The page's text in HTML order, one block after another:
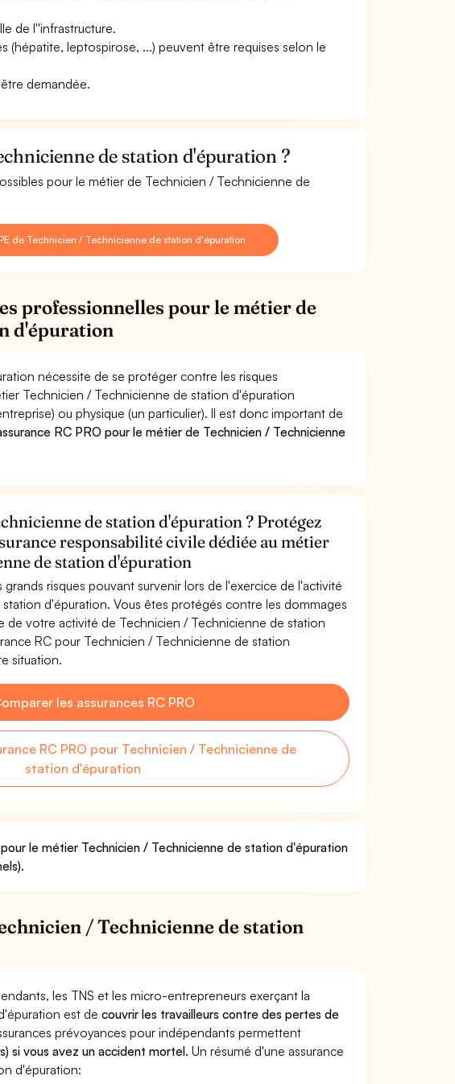
de l''infrastructure.
(hépatite, leptospirose, ...) peuvent être requises selon le
demandée.
de station d'épuration ?
pour le métier de Technicien / Technicienne de
de Technicien / Technicienne de station d'épuration
professionnelles pour le métier de
d'épuration
nécessite de se protéger contre les risques
Technicien / Technicienne de station d'épuration
ou physique (un particulier). Il est donc important de
RC PRO pour le métier de Technicien / Technicienne
de station d'épuration ? Protégez
responsabilité civile dédiée au métier
de station d'épuration
risques pouvant survenir lors de l'exercice de l'activité
d'épuration. Vous êtes protégés contre les dommages
de votre activité de Technicien / Technicienne de station
RC pour Technicien / Technicienne de station
situation.
les assurances RC PRO
RC PRO pour Technicien / Technicienne de
station d'épuration
le métier Technicien / Technicienne de station d'épuration
/ Technicienne de station
les TNS et les micro-entrepreneurs exerçant la
est decouvrir les travailleurs contre des pertes de
prévoyances pour indépendants permettent
si vous avez un accident mortel. Un résumé d'une assurance
d'épuration: